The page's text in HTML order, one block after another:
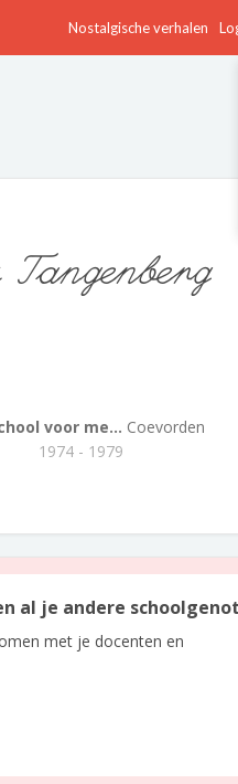
Nostalgische verhalen
voor me... Coevorden
1974 - 1979
al je andere
met je docenten en